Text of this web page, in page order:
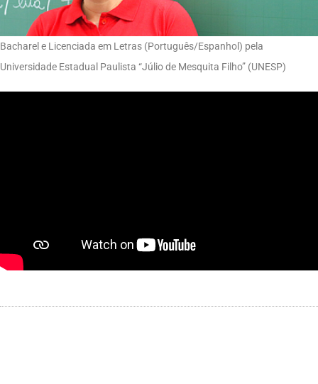
Bacharel e Licenciada em Letras (Português/Espanhol) pela
Universidade Estadual Paulista “Júlio de Mesquita Filho” (UNESP)